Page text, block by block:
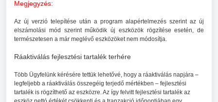
Megjegyzés:
Az új verzió telepítése után a program alapértelmezés szerint az új
elszámolási mód szerint működik új eszközök rögzítése esetén, de
természetesen a már meglévő eszközöket nem módosítja.
Ráaktiválás fejlesztési tartalék terhére
Több Ügyfelünk kérésére tettük lehetővé, hogy a ráaktiválás napjára –
legfeljebb a ráaktiválás összegéig terjedő mértékben – fejlesztési
tartalék is rögzíthető az eszközre. Az így felvitt fejlesztési tartalék az